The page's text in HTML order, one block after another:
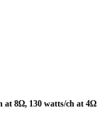
at 8Ω, 130 watts/ch at 4Ω